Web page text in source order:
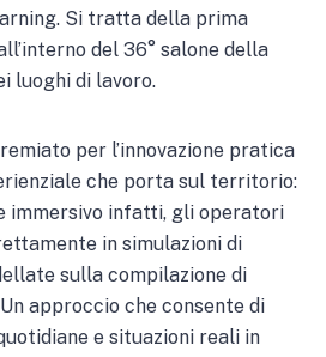
Si tratta della prima
del 36° salone della
luoghi di lavoro.
per l’innovazione pratica
che porta sul territorio:
immersivo infatti, gli operatori
in simulazioni di
sulla compilazione di
approccio che consente di
e situazioni reali in